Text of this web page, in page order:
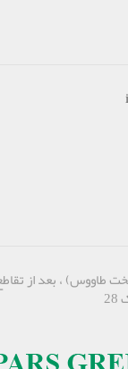
طاووس) ، بعد از